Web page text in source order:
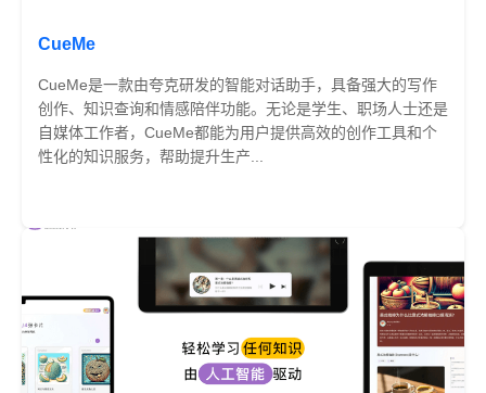
CueMe
CueMe是一款由夸克研发的智能对话助手，具备强大的写作
创作、知识查询和情感陪伴功能。无论是学生、职场人士还是
自媒体工作者，CueMe都能为用户提供高效的创作工具和个
性化的知识服务，帮助提升生产...